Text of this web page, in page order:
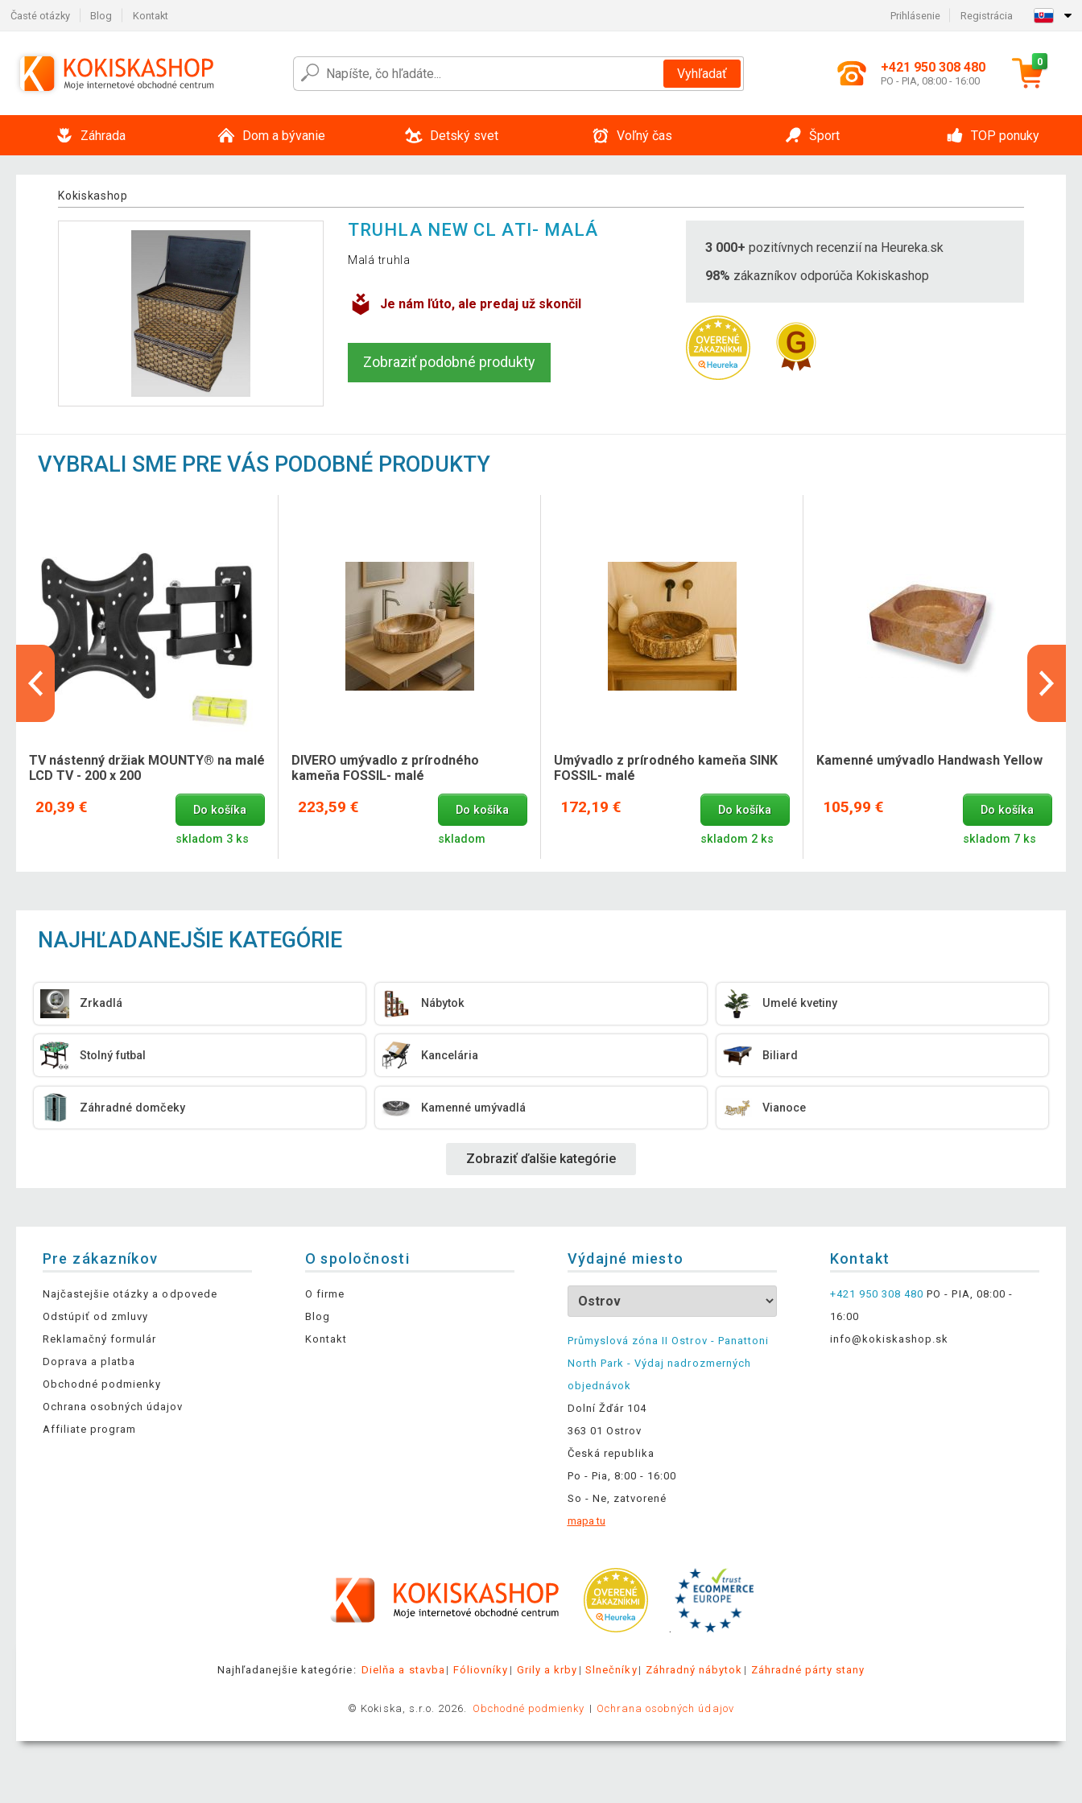
Časté otázky Blog Kontakt Prihlásenie Registrácia
Vyhľadať +421 950 308 480
PO - PIA, 08:00 - 16:00
0
Záhrada Dom a bývanie Detský svet Voľný čas Šport TOP ponuky
Kokiskashop
TRUHLA NEW CL ATI- MALÁ
Malá truhla
Je nám ľúto, ale predaj už skončil
Zobraziť podobné produkty
3 000+ pozitívnych recenzií na Heureka.sk
98% zákazníkov odporúča Kokiskashop
VYBRALI SME PRE VÁS PODOBNÉ PRODUKTY
TV nástenný držiak MOUNTY® na malé
LCD TV - 200 x 200
20,39 € Do košíka
skladom 3 ks
DIVERO umývadlo z prírodného
kameňa FOSSIL- malé
223,59 € Do košíka
skladom
Umývadlo z prírodného kameňa SINK
FOSSIL- malé
172,19 € Do košíka
skladom 2 ks
Kamenné umývadlo Handwash Yellow
105,99 € Do košíka
skladom 7 ks
NAJHĽADANEJŠIE KATEGÓRIE
Zrkadlá Nábytok Umelé kvetiny
Stolný futbal Kancelária Biliard
Záhradné domčeky Kamenné umývadlá Vianoce
Zobraziť ďalšie kategórie
Pre zákazníkov
Najčastejšie otázky a odpovede
Odstúpiť od zmluvy
Reklamačný formulár
Doprava a platba
Obchodné podmienky
Ochrana osobných údajov
Affiliate program
O spoločnosti
O firme
Blog
Kontakt
Výdajné miesto
Průmyslová zóna II Ostrov - Panattoni
North Park - Výdaj nadrozmerných
objednávok
Dolní Žďár 104
363 01 Ostrov
Česká republika
Po - Pia, 8:00 - 16:00
So - Ne, zatvorené
mapa tu
Kontakt
+421 950 308 480 PO - PIA, 08:00 -
16:00
info@kokiskashop.sk
.
Najhľadanejšie kategórie: Dielňa a stavba Fóliovníky Grily a krby Slnečníky Záhradný nábytok Záhradné párty stany
© Kokiska, s.r.o. 2026. Obchodné podmienky Ochrana osobných údajov